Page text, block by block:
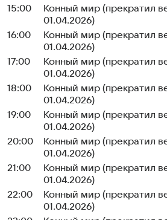
15:00
Конный мир (прекратил
01.04.2026)
16:00
Конный мир (прекратил
01.04.2026)
17:00
Конный мир (прекратил
01.04.2026)
18:00
Конный мир (прекратил
01.04.2026)
19:00
Конный мир (прекратил
01.04.2026)
20:00
Конный мир (прекратил
01.04.2026)
21:00
Конный мир (прекратил
01.04.2026)
22:00
Конный мир (прекратил
01.04.2026)